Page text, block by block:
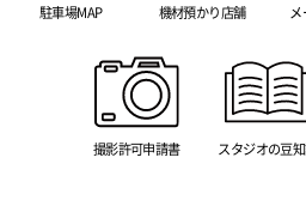
駐車場MAP 機材預かり店舗
撮影許可申請書 スタジオの豆